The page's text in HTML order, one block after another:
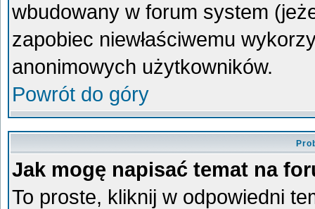
wbudowany w forum system
zapobiec niewłaściwemu
anonimowych użytkowników.
Powrót do góry
Jak mogę napisać temat na
To proste, kliknij w odpowiedni